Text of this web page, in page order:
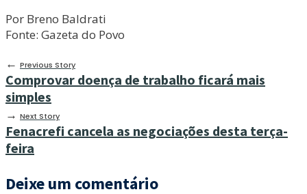
Por Breno Baldrati
Fonte: Gazeta do Povo
← Previous Story
Comprovar doença de trabalho ficará mais
simples
→ Next Story
Fenacrefi cancela as negociações desta terça-
feira
Deixe um comentário